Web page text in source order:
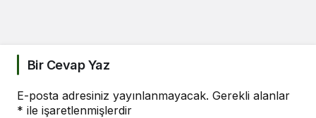
Bir Cevap Yaz
E-posta adresiniz yayınlanmayacak. Gerekli alanlar
* ile işaretlenmişlerdir